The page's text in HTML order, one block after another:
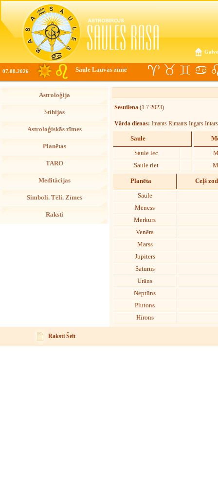
07.08.2026 Saule Lauvas zīmē
Astroloģija
Stihijas
Astroloģiskās zīmes
Planētas
TARO
Meditācijas
Simboli. Tēli. Zīmes
Raksti
Sestdiena (1.7.2023)
Vārda dienas: Imants Rimants Ingars Intars
Saule
Saule lec
Saule riet
Planēta Ceļš
Saule
Mēness
Merkurs
Venēra
Marss
Jupiters
Saturns
Urāns
Neptūns
Plutons
Hīrons
Raksti Šeit